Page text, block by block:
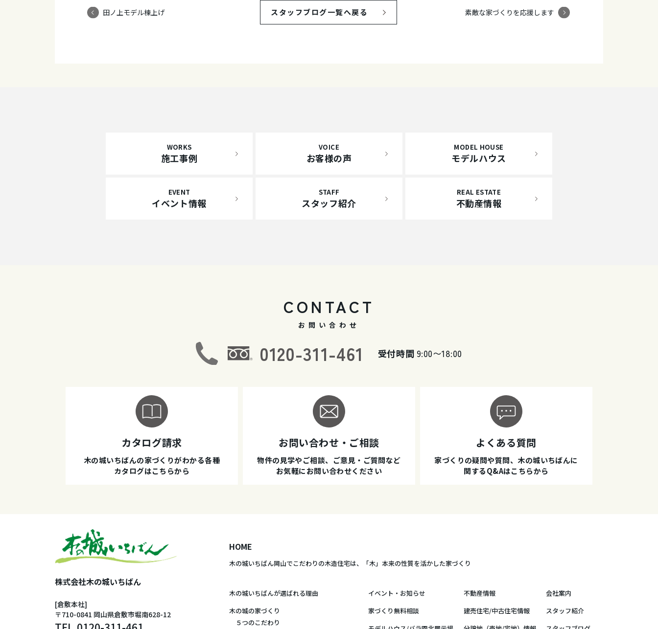
田ノ上モデル棟上げ スタッフブログ一覧へ戻る 素敵な家づくりを応援します
WORKS
施工事例
VOICE
お客様の声
MODEL HOUSE
モデルハウス
EVENT
イベント情報
STAFF
スタッフ紹介
REAL ESTATE
不動産情報
CONTACT
お問い合わせ
0120-311-461 受付時間 9:00〜18:00
カタログ請求
木の城いちばんの家づくりがわかる各種
カタログはこちらから
お問い合わせ・ご相談
物件の見学やご相談、ご意見・ご質問など
お気軽にお問い合わせください
よくある質問
家づくりの疑問や質問、木の城いちばんに
関するQ&Aはこちらから
株式会社木の城いちばん
[倉敷本社]
〒710-0841 岡山県倉敷市堀南628-12
HOME
木の城いちばん岡山でこだわりの木造住宅は、 「木」本来の性質を活かした家づくり
木の城いちばんが選ばれる理由
木の城の家づくり
５つのこだわり
イベント・お知らせ
家づくり無料相談
不動産情報
建売住宅/中古住宅情報
会社案内
スタッフ紹介